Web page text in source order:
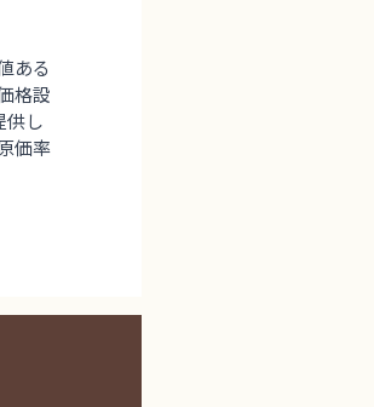
ある
格設
供し
価率